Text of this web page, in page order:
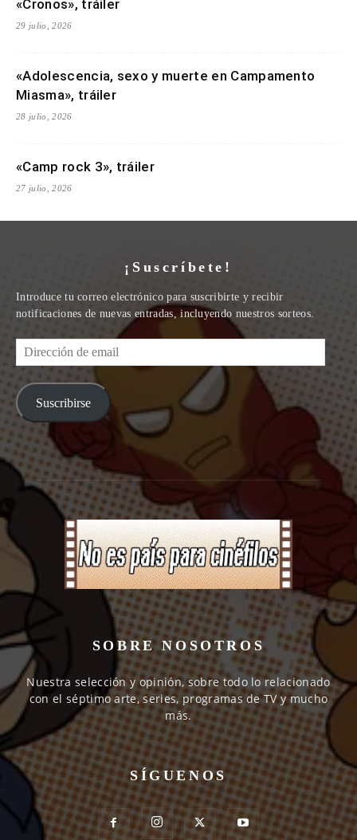
«Cronos», tráiler
29 julio, 2026
«Adolescencia, sexo y muerte en Campamento
Miasma», tráiler
28 julio, 2026
«Camp rock 3», tráiler
27 julio, 2026
¡Suscríbete!
Introduce tu correo electrónico para suscribirte y recibir
notificaciones de nuevas entradas, incluyendo nuestros sorteos.
Dirección
de
email
Suscribirse
SOBRE NOSOTROS
Nuestra selección y opinión, sobre todo lo relacionado
con el séptimo arte, series, programas de TV y mucho
más.
SÍGUENOS